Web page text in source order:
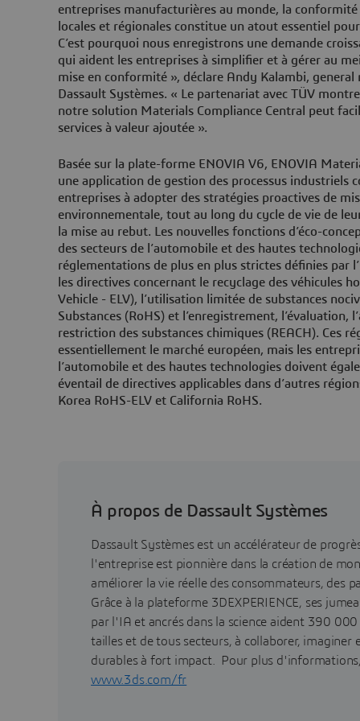
entreprises manufacturières au monde, la
locales et régionales constitue un atout essentiel
C’est pourquoi nous enregistrons une demande
qui aident les entreprises à simplifier et à gérer au
mise en conformité », déclare Andy Kalambi, general
Dassault Systèmes. « Le partenariat avec TÜV
notre solution Materials Compliance Central peut
services à valeur ajoutée ».
Basée sur la plate-forme ENOVIA V6, ENOVIA
une application de gestion des processus industriels
entreprises à adopter des stratégies proactives de
environnementale, tout au long du cycle de vie de
la mise au rebut. Les nouvelles fonctions d’éco-
des secteurs de l’automobile et des hautes
réglementations de plus en plus strictes définies par
les directives concernant le recyclage des véhicules
Vehicle - ELV), l’utilisation limitée de substances
Substances (RoHS) et l’enregistrement, l’évaluation,
restriction des substances chimiques (REACH). Ces
essentiellement le marché européen, mais les
l’automobile et des hautes technologies doivent
éventail de directives applicables dans d’autres
Korea RoHS-ELV et California RoHS.
À propos de Dassault Systèmes
Dassault Systèmes est un accélérateur de
l'entreprise est pionnière dans la création de
améliorer la vie réelle des consommateurs, des
Grâce à la plateforme 3DEXPERIENCE, ses
par l'IA et ancrés dans la science aident 390
tailles et de tous secteurs, à collaborer, imaginer
durables à fort impact. Pour plus
www.3ds.com/fr